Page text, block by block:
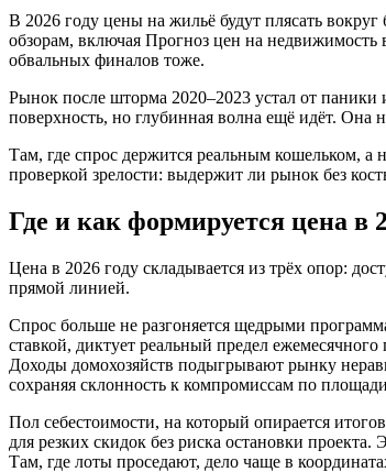
В 2026 году цены на жильё будут плясать
обзорам, включая Прогноз цен на
обвальных финалов тоже.
Рынок после шторма 2020–2023 устал от
поверхность, но глубинная волна ещё идёт. Она
Там, где спрос держится реальным кошельком, а
проверкой зрелости: выдержит ли рынок без
Где и как формируется цена в
Цена в 2026 году складывается из трёх опор:
прямой линией.
Спрос больше не разгоняется щедрыми
ставкой, диктует реальный предел
Доходы домохозяйств подыгрывают рынку
сохраняя склонность к компромиссам по
Пол себестоимости, на который опирается
для резких скидок без риска остановки
Там, где лоты проседают, дело чаще в